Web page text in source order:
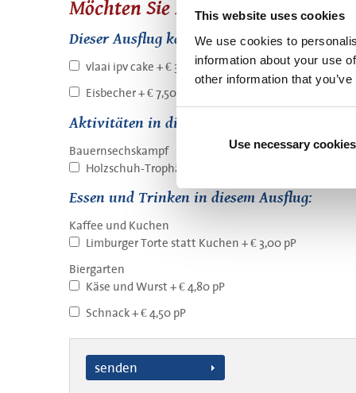
This website uses cookies
We use cookies to
information about your use
other information that
Use necessary
BBQ Solextour
Bubble Fußball &
Bubble Fußball
Möchten Sie Extras /
Dieser Ausflug kann erweitert werden mit :
vlaai ipv cake + € 3,00 pP
Eisbecher + € 7,50 pP
Aktivitäten in diesem Ausflug:
Bauernsechskampf
Holzschuh-Trophäe + € 1,00 pP
Essen und Trinken in diesem Ausflug:
Kaffee und Kuchen
Limburger Torte statt Kuchen + € 3,00 pP
Biergarten
Käse und Wurst + € 4,80 pP
Schnack + € 4,50 pP
senden